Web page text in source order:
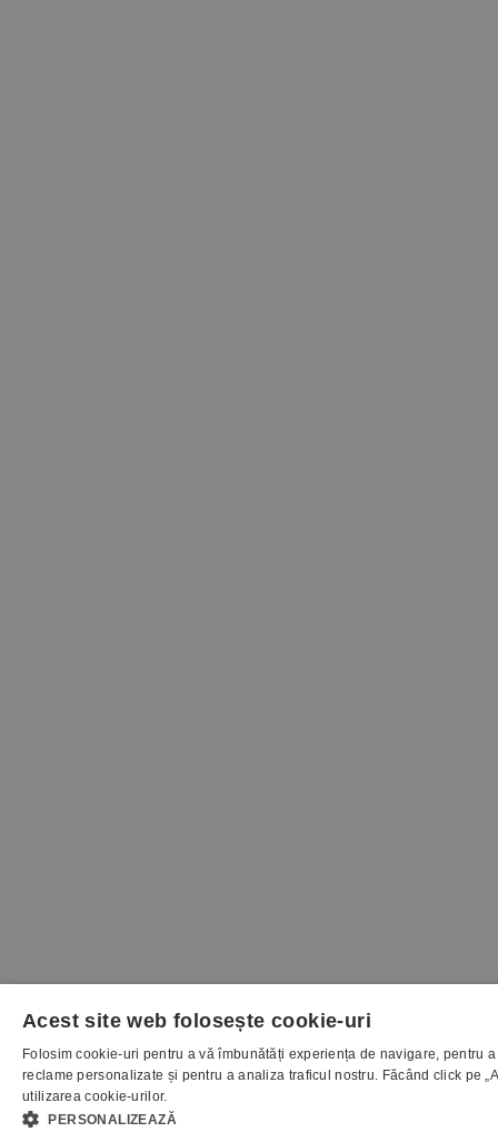
Acest site web folosește cookie-uri
Folosim cookie-uri pentru a vă îmbunătăți experiența de navigare, pentru
reclame personalizate și pentru a analiza traficul nostru. Făcând click pe
utilizarea cookie-urilor.
PERSONALIZEAZĂ